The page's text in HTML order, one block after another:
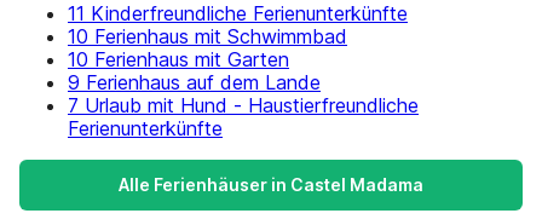
11 Kinderfreundliche Ferienunterkünfte
10 Ferienhaus mit Schwimmbad
10 Ferienhaus mit Garten
9 Ferienhaus auf dem Lande
7 Urlaub mit Hund - Haustierfreundliche
Ferienunterkünfte
Alle Ferienhäuser in Castel Madama